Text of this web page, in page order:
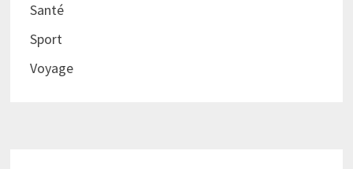
Santé
Sport
Voyage